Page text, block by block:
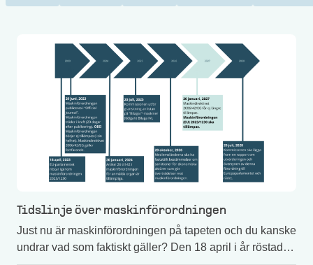
Tidslinje över maskinförordningen
Just nu är maskinförordningen på tapeten och du kanske
undrar vad som faktiskt gäller? Den 18 april i år röstade